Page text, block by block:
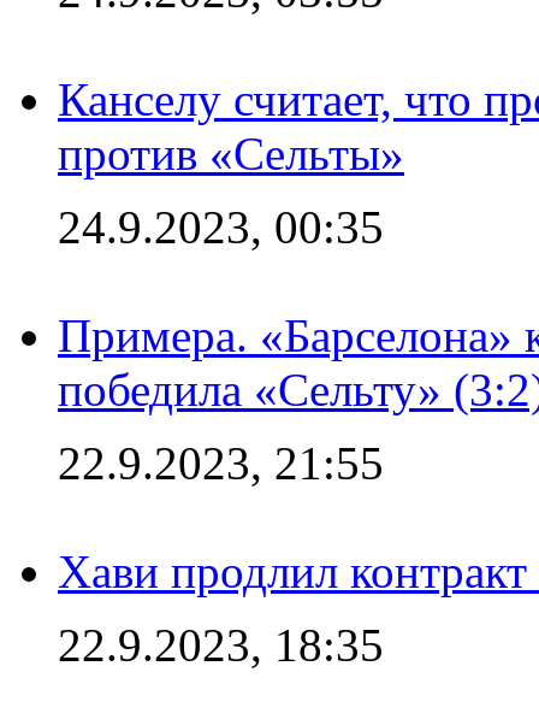
Канселу считает, что
против «Сельты»
24.9.2023, 00:35
Примера. «Барселона»
победила «Сельту»
22.9.2023, 21:55
Хави продлил
22.9.2023, 18:35